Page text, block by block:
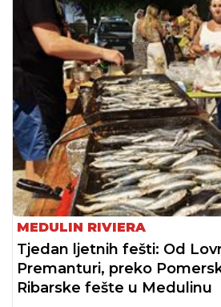
MEDULIN RIVIERA
Tjedan ljetnih fešti: Od
Premanturi, preko
Ribarske fešte u Medulinu